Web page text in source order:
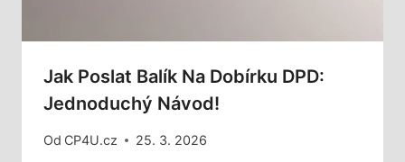
Jak Poslat Balík Na Dobírku DPD:
Jednoduchý Návod!
Od CP4U.cz 25. 3. 2026